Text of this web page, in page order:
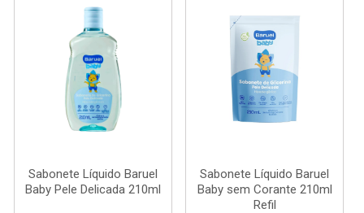
Sabonete Líquido Baruel
Baby Pele Delicada 210ml
Sabonete Líquido Baruel
Baby sem Corante 210ml
Refil